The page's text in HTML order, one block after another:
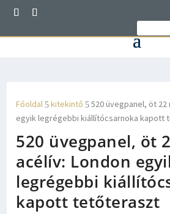
Ma
Főoldal 5 kitekintő 5 520 üvegpanel, öt
egyik legrégebbi kiállítócsarnoka kapott
520 üvegpanel, öt
acélív: London
legrégebbi
kapott tetőteraszt